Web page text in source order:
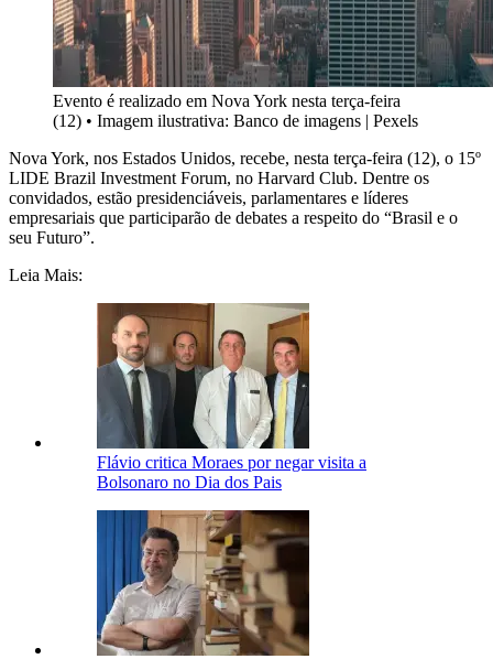
Evento é realizado em Nova York nesta terça-feira
(12) • Imagem ilustrativa: Banco de imagens | Pexels
Nova York, nos Estados Unidos, recebe, nesta terça-feira (12), o 15º
LIDE Brazil Investment Forum, no Harvard Club. Dentre os
convidados, estão presidenciáveis, parlamentares e líderes
empresariais que participarão de debates a respeito do “Brasil e o
seu Futuro”.
Leia Mais:
Flávio critica Moraes por negar visita a
Bolsonaro no Dia dos Pais